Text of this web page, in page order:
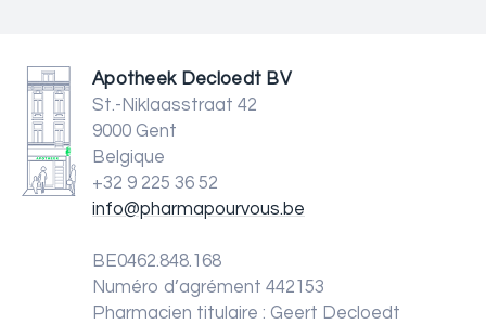
Apotheek Decloedt BV
St.-Niklaasstraat 42
9000 Gent
Belgique
+32 9 225 36 52
info@pharmapourvous.be
BE0462.848.168
Numéro d’agrément 442153
Pharmacien titulaire : Geert Decloedt